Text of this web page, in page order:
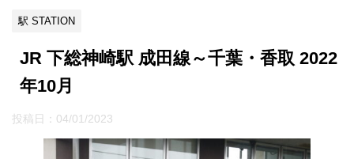
駅 STATION
JR 下総神崎駅 成田線～千葉・香取 2022
年10月
投稿日： 04/01/2023